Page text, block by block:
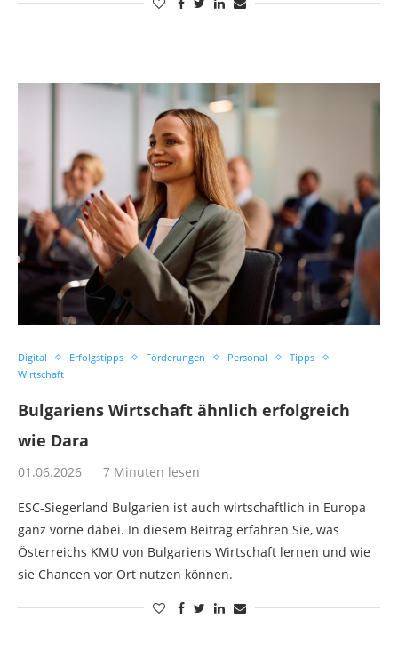
Digital Erfolgstipps Förderungen Personal
Tipps
Wirtschaft
Bulgariens Wirtschaft ähnlich erfolgreich
wie Dara
01.06.2026 7 Minuten lesen
ESC-Siegerland Bulgarien ist auch wirtschaftlich in Europa
ganz vorne dabei. In diesem Beitrag erfahren Sie, was
Österreichs KMU von Bulgariens Wirtschaft lernen und wie
sie Chancen vor Ort nutzen können.